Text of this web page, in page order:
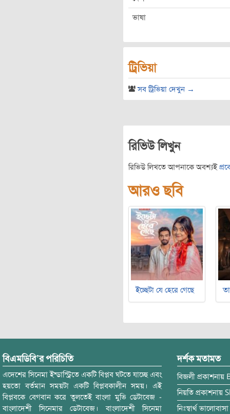
ভাষা
ট্রিভিয়া
সব ট্রিভিয়া দেখুন →
রিভিউ লিখুন
রিভিউ লিখতে আপনাকে অবশ্যই
আরও ছবি
ইচ্ছেটা যে হেরে গেছে
বিএমডিবি’র পরিচিতি
এদেশের সিনেমা ইন্ডাস্ট্রিতে একটি বিপ্লব ঘটতে যাচ্ছে এবং
হয়তো বর্তমান সময়টা একটি বিপ্লবকালীন সময়। এই
বিপ্লবকে বেগবান করে তুলতেই বাংলা মুভি ডেটাবেজ -
বাংলাদেশী সিনেমার ডেটাবেজ। বাংলাদেশী সিনেমা
দর্শক মতামত
বিজলী প্রকাশনায়
নিয়তি প্রকাশনায়
নিঃস্বার্থ ভালোবাসা